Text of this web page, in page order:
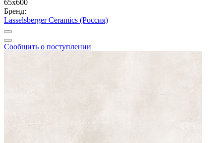
65x600
Бренд:
Lasselsberger Ceramics (Россия)
Сообщить о поступлении